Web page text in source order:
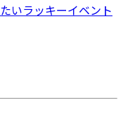
いラッキーイベント